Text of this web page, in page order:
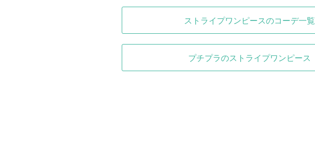
ストライプワンピースのコーデ一覧
プチプラのストライプワンピース